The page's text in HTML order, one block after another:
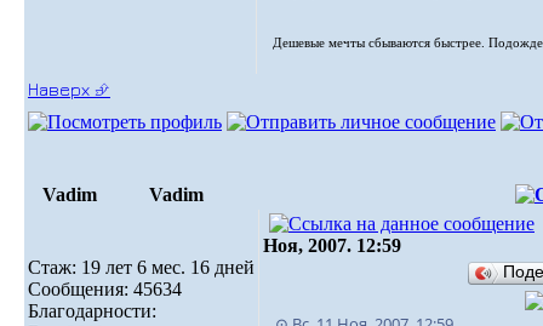
Дешевые мечты сбываются быстрее.
Наверх ⮵
Vadim Vadim
Стаж: 19 лет 6 мес. 16 дней
Сообщения: 45634
Благодарности:
Ноя, 2007. 12:59